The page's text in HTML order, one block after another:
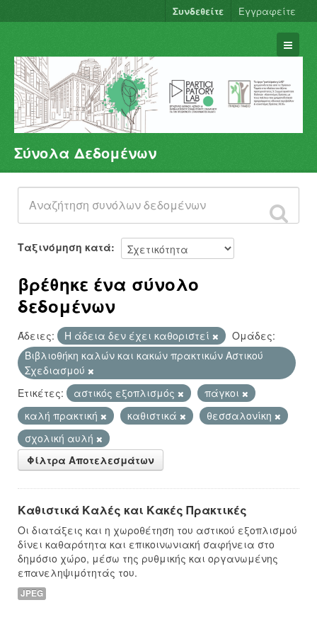
Συνδεθείτε Εγγραφείτε
Σύνολα Δεδομένων
Φορείς
Ομάδες
Σχετικά
Σύνολα Δεδομένων
Ταξινόμηση κατά
βρέθηκε ένα σύνολο
δεδομένων
Άδειες: Η άδεια δεν έχει καθοριστεί
Ομάδες:
Βιβλιοθήκη καλών και κακών πρακτικών Αστικού
Σχεδιασμού
Ετικέτες:
αστικός εξοπλισμός
πάγκοι
καλή πρακτική
καθιστικά
θεσσαλονίκη
σχολική αυλή
Φίλτρα Αποτελεσμάτων
Καθιστικά Καλές και Κακές Πρακτικές
Οι διατάξεις και η χωροθέτηση του αστικού εξοπλισμού
δίνει καθαρότητα και επικοινωνιακή σαφήνεια στο
δημόσιο χώρο, μέσω της ρυθμικής και οργανωμένης
επανεληψιμότητάς του.
JPEG